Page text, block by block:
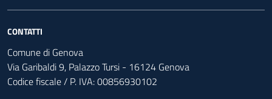
CONTATTI
Comune di Genova
Via Garibaldi 9, Palazzo Tursi - 16124 Genova
Codice fiscale / P. IVA: 00856930102